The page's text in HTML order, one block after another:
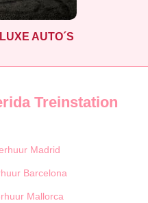
AUTO´S
Treinstation
Madrid
Barcelona
Mallorca